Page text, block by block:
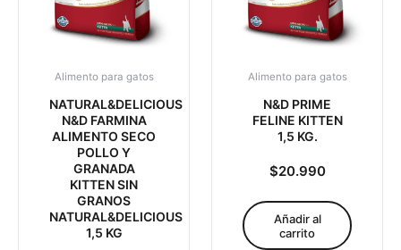
Alimento para gatos
NATURAL&DELICIOUS
N&D FARMINA
ALIMENTO SECO
POLLO Y
GRANADA
KITTEN SIN
GRANOS
NATURAL&DELICIOUS
1,5 KG
Alimento para gatos
N&D PRIME
FELINE KITTEN
1,5 KG.
$20.990
Añadir al
carrito